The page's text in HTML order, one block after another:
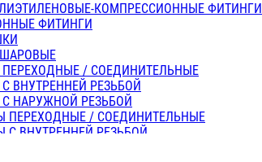
OASIS
КОМПРЕССИОННЫЕ ФИТИНГИ
ФИТИНГИ
/ СОЕДИНИТЕЛЬНЫЕ
ВНУТРЕННЕЙ РЕЗЬБОЙ
НАРУЖНОЙ РЕЗЬБОЙ
ПЕРЕХОДНЫЕ / СОЕДИНИТЕЛЬНЫЕ
С ВНУТРЕННЕЙ РЕЗЬБОЙ
С НАРУЖНОЙ РЕЗЬБОЙ